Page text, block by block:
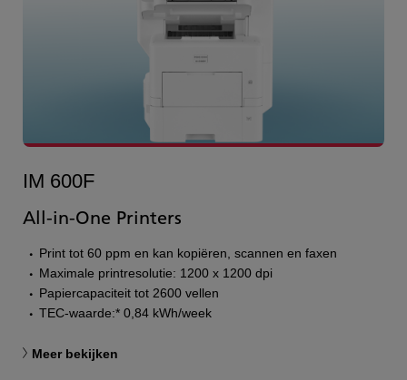
IM 600F
All-in-One Printers
Print tot 60 ppm en kan kopiëren, scannen en faxen
Maximale printresolutie: 1200 x 1200 dpi
Papiercapaciteit tot 2600 vellen
TEC-waarde:* 0,84 kWh/week
Meer bekijken